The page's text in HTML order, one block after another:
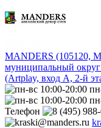
MANDERS (105120,
муниципальный
(Artplay, вход А, 2-й
Телефон